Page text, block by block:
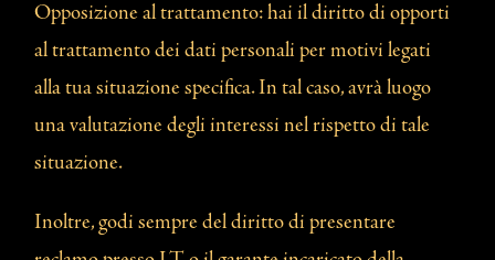
Opposizione al trattamento: hai il diritto di opporti
al trattamento dei dati personali per motivi legati
alla tua situazione specifica. In tal caso, avrà luogo
una valutazione degli interessi nel rispetto di tale
situazione.
Inoltre, godi sempre del diritto di presentare